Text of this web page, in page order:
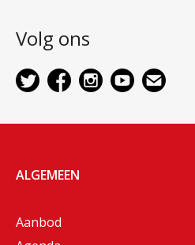
Volg ons
ALGEMEEN
Aanbod